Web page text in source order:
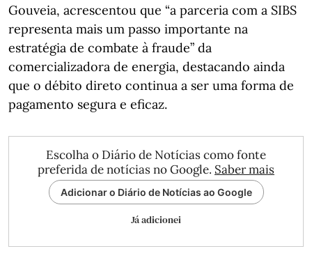
Gouveia, acrescentou que “a parceria com a SIBS
representa mais um passo importante na
estratégia de combate à fraude” da
comercializadora de energia, destacando ainda
que o débito direto continua a ser uma forma de
pagamento segura e eficaz.
Escolha o Diário de Notícias como fonte
preferida de notícias no Google. Saber mais
Adicionar o Diário de Notícias ao Google
Já adicionei